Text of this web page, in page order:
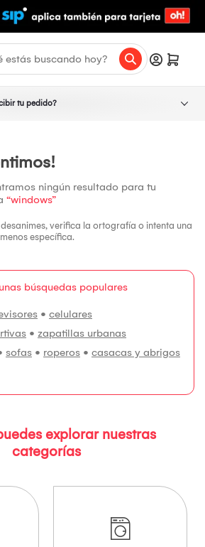
tu pedido?
ningún resultado para tu
“windows”
desanimes, verifica la ortografía o intenta una
específica.
búsquedas populares
• celulares
• zapatillas urbanas
sofas • roperos • casacas y abrigos
explorar nuestras
categorías